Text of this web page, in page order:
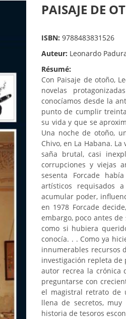
PAISAJE DE
ISBN: 9788483831526
Auteur: Leonardo
Résumé:
Con Paisaje de otoño,
novelas
conocíamos desde la
punto de cumplir
su vida y que se
Una noche de otoño,
Chivo, en La Habana.
saña brutal, casi
corrupciones y viejas
sesenta Forcade
artísticos requisados
acumular poder,
en 1978 Forcade
embargo, poco antes
como si hubiera
conocía. . . Como ya
innumerables recursos
investigación repleta de
autor recrea la crónica
preguntarse con
el magistral retrato de
llena de secretos,
historia de tesoros